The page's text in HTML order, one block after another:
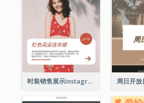
时装销售展示Instagram帖子